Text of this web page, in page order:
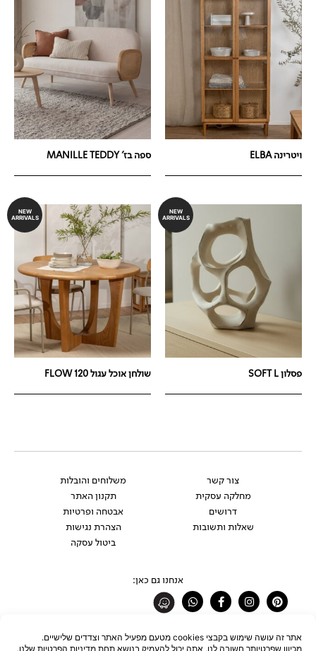
ויטרינה ELBA ספה בז' MANILLE TEDDY
NEW
ARRIVALS
פסלון SOFT L
NEW
ARRIVALS
שולחן אוכל עגול FLOW 120
צור קשר
מחלקה עסקית
דרושים
שאלות ותשובות
משלוחים והובלות
תקנון האתר
אבטחה ופרטיות
הצהרת נגישות
ביטול עסקה
אנחנו גם כאן:
Pinterest
Instagram
Facebook-
f
Whatsapp
רוצים להתעדכן לפני כולם?